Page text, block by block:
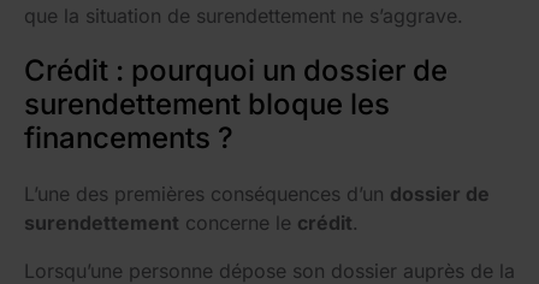
que la situation de surendettement ne s’aggrave.
Crédit : pourquoi un dossier de
surendettement bloque les
financements ?
L’une des premières conséquences d’un dossier de
surendettement concerne le crédit.
Lorsqu’une personne dépose son dossier auprès de la